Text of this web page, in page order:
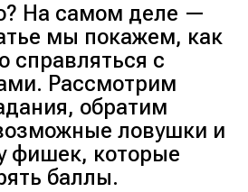
На самом деле —
мы покажем, как
справляться с
Рассмотрим
обратим
ловушки и
фишек, которые
баллы.